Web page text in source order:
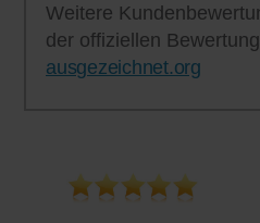
Weitere
der offiziellen
ausgezeichnet.org